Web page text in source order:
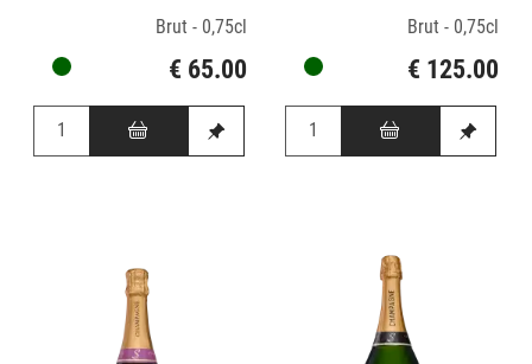
Brut - 0,75cl
€ 65.00
Brut - 0,75cl
€ 125.00